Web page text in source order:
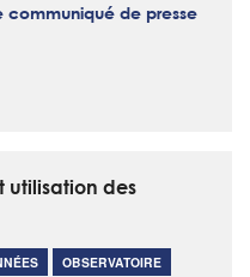
communiqué de presse
utilisation des
OBSERVATOIRE